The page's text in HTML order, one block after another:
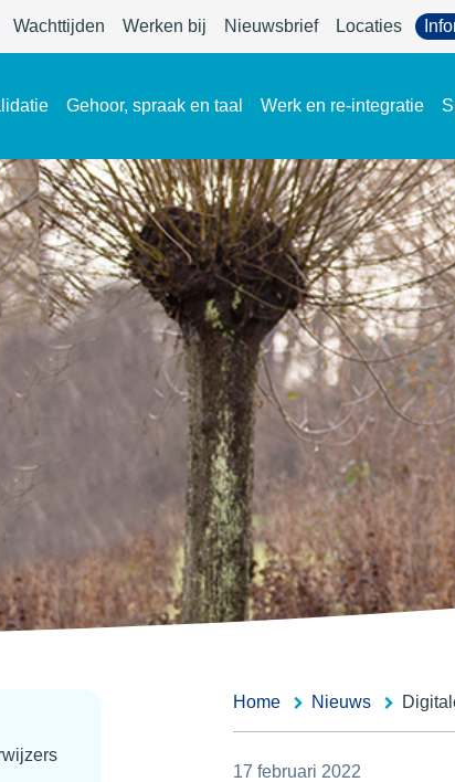
Wachttijden Werken bij Nieuwsbrief Locaties
Gehoor, spraak en taal Werk en re-integratie
Home Nieuws
17 februari 2022